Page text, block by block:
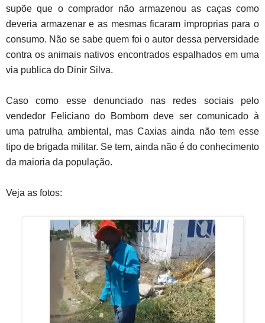
supõe que o comprador não armazenou as caças como
deveria armazenar e as mesmas ficaram improprias para o
consumo. Não se sabe quem foi o autor dessa perversidade
contra os animais nativos encontrados espalhados em uma
via publica do Dinir Silva.
Caso como esse denunciado nas redes sociais pelo
vendedor Feliciano do Bombom deve ser comunicado à
uma patrulha ambiental, mas Caxias ainda não tem esse
tipo de brigada militar. Se tem, ainda não é do conhecimento
da maioria da população.
Veja as fotos: